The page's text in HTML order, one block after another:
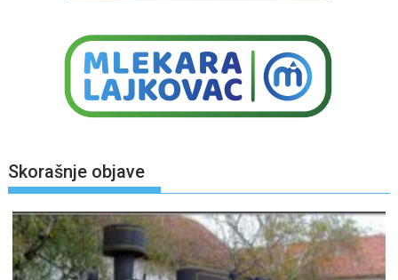
Skorašnje objave